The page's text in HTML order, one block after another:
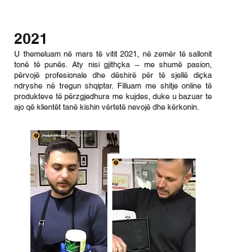
2021
U themeluam në mars të vitit 2021, në zemër të sallonit
tonë të punës. Aty nisi gjithçka – me shumë pasion,
përvojë profesionale dhe dëshirë për të sjellë diçka
ndryshe në tregun shqiptar. Filluam me shitje online të
produkteve të përzgjedhura me kujdes, duke u bazuar te
ajo që klientët tanë kishin vërtetë nevojë dhe kërkonin.